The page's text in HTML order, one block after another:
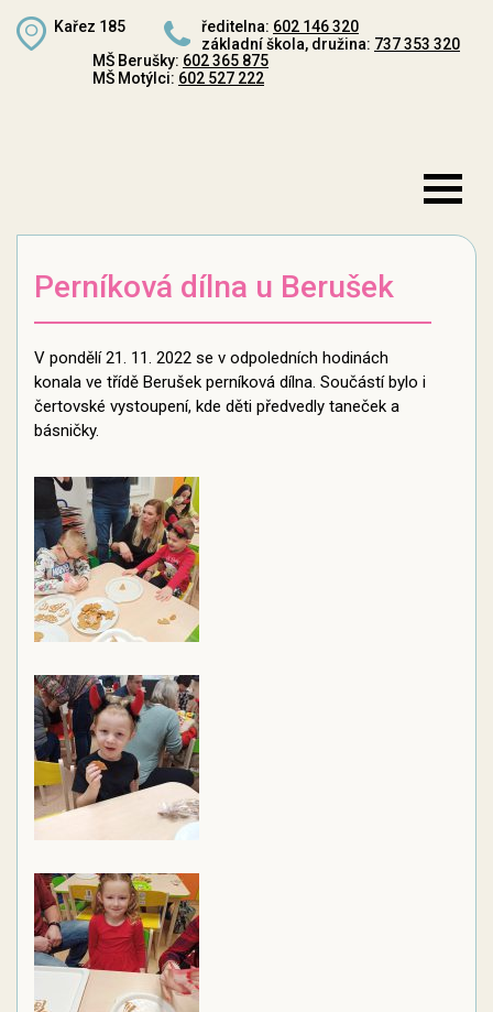
Kařez 185 ředitelna: 602 146 320
základní škola, družina: 737 353 320
MŠ Berušky: 602 365 875
MŠ Motýlci: 602 527 222
Perníková dílna u Berušek
V pondělí 21. 11. 2022 se v odpoledních hodinách
konala ve třídě Berušek perníková dílna. Součástí bylo i
čertovské vystoupení, kde děti předvedly taneček a
básničky.